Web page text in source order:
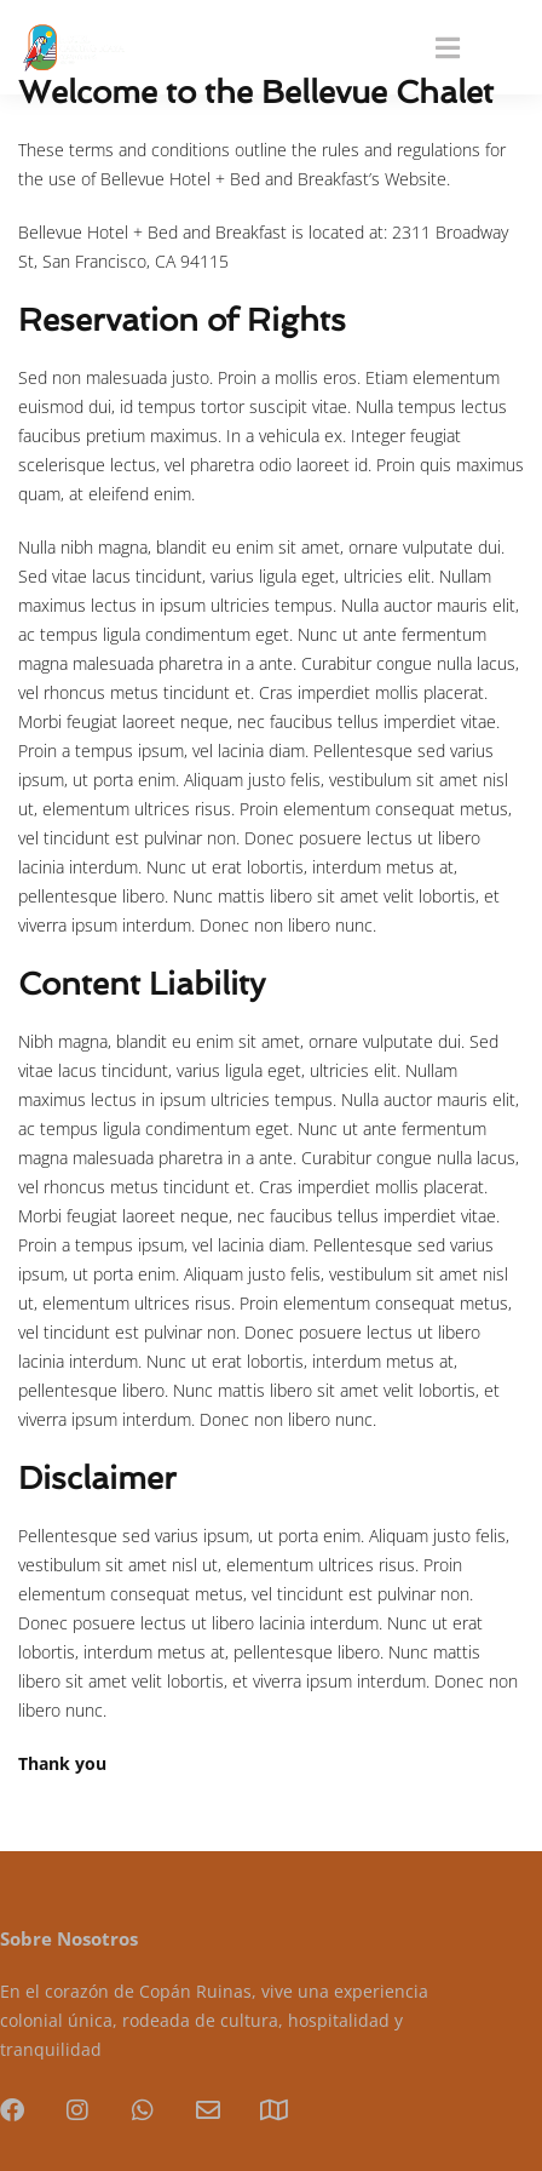
Welcome to the Bellevue Chalet
These terms and conditions outline the rules and regulations for
the use of Bellevue Hotel + Bed and Breakfast’s Website.
Bellevue Hotel + Bed and Breakfast is located at: 2311 Broadway
St, San Francisco, CA 94115
Reservation of Rights
Sed non malesuada justo. Proin a mollis eros. Etiam elementum
euismod dui, id tempus tortor suscipit vitae. Nulla tempus lectus
faucibus pretium maximus. In a vehicula ex. Integer feugiat
scelerisque lectus, vel pharetra odio laoreet id. Proin quis maximus
quam, at eleifend enim.
Nulla nibh magna, blandit eu enim sit amet, ornare vulputate dui.
Sed vitae lacus tincidunt, varius ligula eget, ultricies elit. Nullam
maximus lectus in ipsum ultricies tempus. Nulla auctor mauris elit,
ac tempus ligula condimentum eget. Nunc ut ante fermentum
magna malesuada pharetra in a ante. Curabitur congue nulla lacus,
vel rhoncus metus tincidunt et. Cras imperdiet mollis placerat.
Morbi feugiat laoreet neque, nec faucibus tellus imperdiet vitae.
Proin a tempus ipsum, vel lacinia diam. Pellentesque sed varius
ipsum, ut porta enim. Aliquam justo felis, vestibulum sit amet nisl
ut, elementum ultrices risus. Proin elementum consequat metus,
vel tincidunt est pulvinar non. Donec posuere lectus ut libero
lacinia interdum. Nunc ut erat lobortis, interdum metus at,
pellentesque libero. Nunc mattis libero sit amet velit lobortis, et
viverra ipsum interdum. Donec non libero nunc.
Content Liability
Nibh magna, blandit eu enim sit amet, ornare vulputate dui. Sed
vitae lacus tincidunt, varius ligula eget, ultricies elit. Nullam
maximus lectus in ipsum ultricies tempus. Nulla auctor mauris elit,
ac tempus ligula condimentum eget. Nunc ut ante fermentum
magna malesuada pharetra in a ante. Curabitur congue nulla lacus,
vel rhoncus metus tincidunt et. Cras imperdiet mollis placerat.
Morbi feugiat laoreet neque, nec faucibus tellus imperdiet vitae.
Proin a tempus ipsum, vel lacinia diam. Pellentesque sed varius
ipsum, ut porta enim. Aliquam justo felis, vestibulum sit amet nisl
ut, elementum ultrices risus. Proin elementum consequat metus,
vel tincidunt est pulvinar non. Donec posuere lectus ut libero
lacinia interdum. Nunc ut erat lobortis, interdum metus at,
pellentesque libero. Nunc mattis libero sit amet velit lobortis, et
viverra ipsum interdum. Donec non libero nunc.
Disclaimer
Pellentesque sed varius ipsum, ut porta enim. Aliquam justo felis,
vestibulum sit amet nisl ut, elementum ultrices risus. Proin
elementum consequat metus, vel tincidunt est pulvinar non.
Donec posuere lectus ut libero lacinia interdum. Nunc ut erat
lobortis, interdum metus at, pellentesque libero. Nunc mattis
libero sit amet velit lobortis, et viverra ipsum interdum. Donec non
libero nunc.
Thank you
Sobre Nosotros
En el corazón de Copán Ruinas, vive una experiencia
colonial única, rodeada de cultura, hospitalidad y
tranquilidad